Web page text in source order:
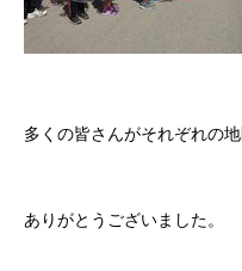
多くの皆さんがそれぞれの
ありがとうございました。